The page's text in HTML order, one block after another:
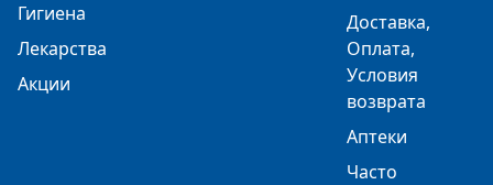
Гигиена
Лекарства
Акции
Доставка,
Оплата,
Условия
возврата
Аптеки
Часто